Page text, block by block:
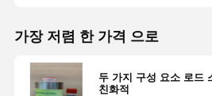
가장 저렴 한 가격 으로
두 가지 구성 요소 로드
친화적